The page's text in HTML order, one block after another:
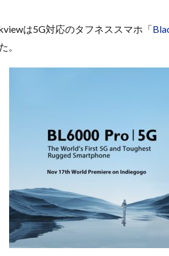
は5G対応のタフネススマホ「
。